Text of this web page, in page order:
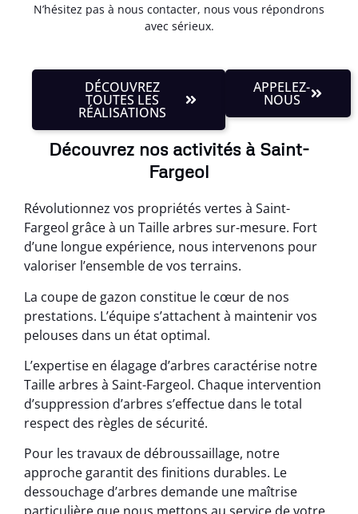
N’hésitez pas à nous contacter, nous vous répondrons
avec sérieux.
DÉCOUVREZ
TOUTES LES
RÉALISATIONS
APPELEZ-
NOUS
Découvrez nos activités à Saint-
Fargeol
Révolutionnez vos propriétés vertes à Saint-
Fargeol grâce à un Taille arbres sur-mesure. Fort
d’une longue expérience, nous intervenons pour
valoriser l’ensemble de vos terrains.
La coupe de gazon constitue le cœur de nos
prestations. L’équipe s’attachent à maintenir vos
pelouses dans un état optimal.
L’expertise en élagage d’arbres caractérise notre
Taille arbres à Saint-Fargeol. Chaque intervention
d’suppression d’arbres s’effectue dans le total
respect des règles de sécurité.
Pour les travaux de débroussaillage, notre
approche garantit des finitions durables. Le
dessouchage d’arbres demande une maîtrise